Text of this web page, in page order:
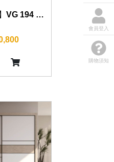
【現代簡約】VG 194 衣櫃 120/140/160/180/200cm
會員登入
購物須知